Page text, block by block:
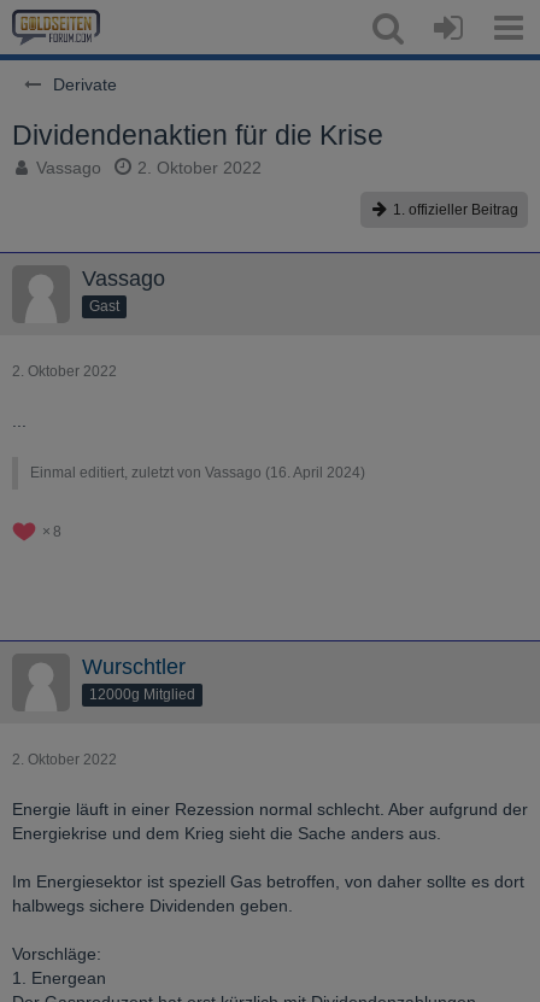
Derivate
Dividendenaktien für die Krise
Vassago 2. Oktober 2022
1. offizieller Beitrag
Vassago
Gast
2. Oktober 2022
Einmal editiert, zuletzt von Vassago (16. April 2024)
8
Wurschtler
12000g Mitglied
2. Oktober 2022
Energie läuft in einer Rezession normal schlecht. Aber aufgrund der
Energiekrise und dem Krieg sieht die Sache anders aus.
Im Energiesektor ist speziell Gas betroffen, von daher sollte es dort
halbwegs sichere Dividenden geben.
Vorschläge:
1. Energean